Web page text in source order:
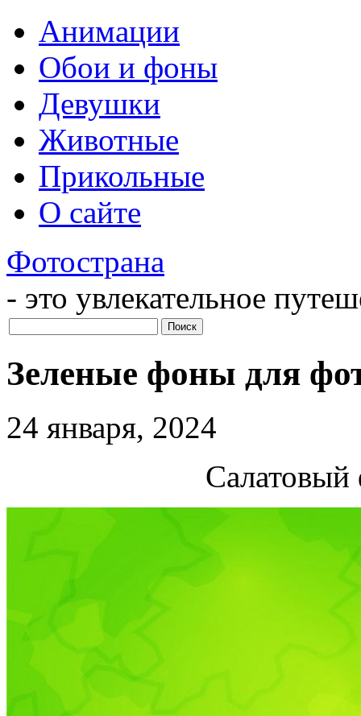
Анимации
Обои и фоны
Девушки
Животные
Прикольные
О сайте
Фотострана
- это увлекательное
Зеленые фоны для
24 января, 2024